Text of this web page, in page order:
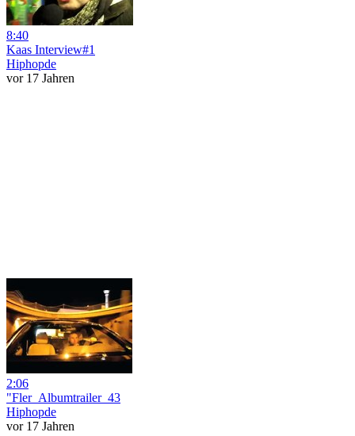
8:40
Kaas Interview#1
Hiphopde
vor 17 Jahren
2:06
"Fler_Albumtrailer_43
Hiphopde
vor 17 Jahren